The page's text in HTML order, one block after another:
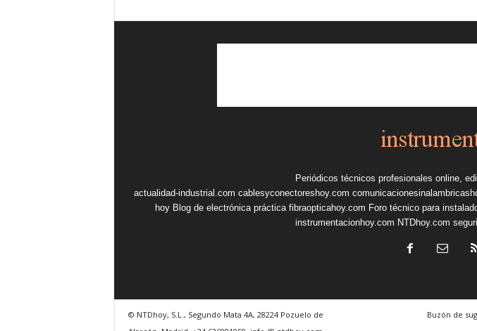
Periódicos técnicos profesionales online,
actualidad-industrial.com cablesyconectoreshoy.com
hoy Blog de electrónica práctica fibraopticahoy.com Foro técnico para
instrumentacionhoy.com NTDhoy.com
Buzón de
© NTDhoy, S.L., Segundo Mata 4A, 28224 Pozuelo de